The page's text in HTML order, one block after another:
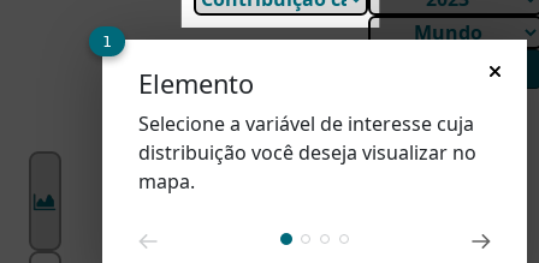
Pesquiçar País
1
Elemento
Selecione a variável de interesse cuja
distribuição você deseja visualizar no
mapa.